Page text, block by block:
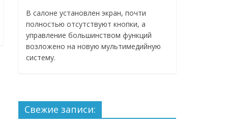
В салоне установлен экран, почти
полностью отсутствуют кнопки, а
управление большинством функций
возложено на новую мультимедийную
систему.
Свежие записи: